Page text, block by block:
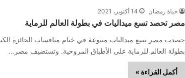
حياة رمضان 14 أكتوبر، 2021
مصر تحصد تسع ميداليات في بطولة العالم للرماية
حصدت مصر تسع ميداليات متنوعة في ختام منافسات الجائزة
بطولة العالم للرماية على الأطباق المروحية. وتستضيف مصر…
أكمل القراءة »